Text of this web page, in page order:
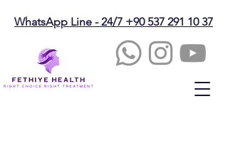
WhatsApp Line - 24/7 +90 537 291 10 37